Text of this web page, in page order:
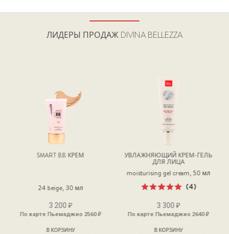
ЛИДЕРЫ ПРОДАЖ DIVINA BELLEZZA
SMART BB КРЕМ
24 beige, 30 мл
3 200 ₽
По карте Пьемаджио 2560₽
В КОРЗИНУ
УВЛАЖНЯЮЩИЙ КРЕМ-ГЕЛЬ
ДЛЯ ЛИЦА
moisturising gel cream, 50 мл
5.00 из 5
(4)
3 300 ₽
По карте Пьемаджио 2640₽
В КОРЗИНУ